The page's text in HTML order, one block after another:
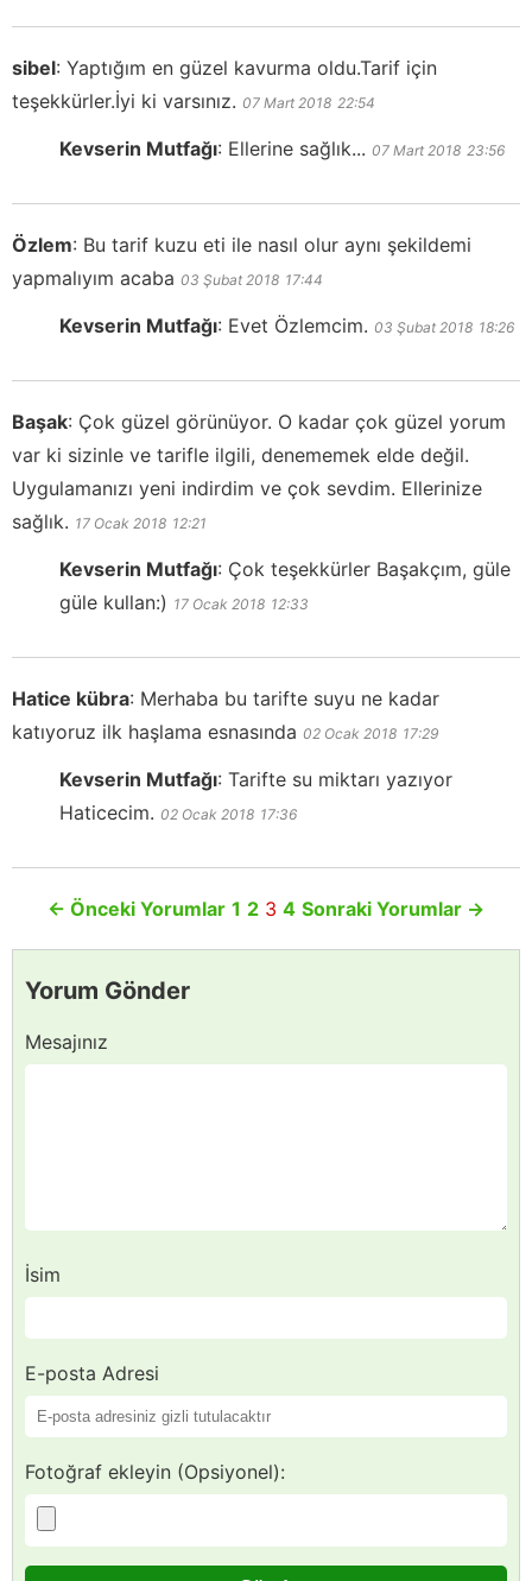
sibel: Yaptığım en güzel kavurma oldu.Tarif için
teşekkürler.İyi ki varsınız. 07 Mart 2018 22:54
Kevserin Mutfağı: Ellerine sağlık... 07 Mart 2018 23:56
Özlem: Bu tarif kuzu eti ile nasıl olur aynı şekildemi
yapmalıyım acaba 03 Şubat 2018 17:44
Kevserin Mutfağı: Evet Özlemcim. 03 Şubat 2018 18:26
Başak: Çok güzel görünüyor. O kadar çok güzel yorum
var ki sizinle ve tarifle ilgili, denememek elde değil.
Uygulamanızı yeni indirdim ve çok sevdim. Ellerinize
sağlık. 17 Ocak 2018 12:21
Kevserin Mutfağı: Çok teşekkürler Başakçım, güle
güle kullan:) 17 Ocak 2018 12:33
Hatice kübra: Merhaba bu tarifte suyu ne kadar
katıyoruz ilk haşlama esnasında 02 Ocak 2018 17:29
Kevserin Mutfağı: Tarifte su miktarı yazıyor
Haticecim. 02 Ocak 2018 17:36
← Önceki Yorumlar 1 2 3 4 Sonraki Yorumlar →
Yorum Gönder
Mesajınız
İsim
E-posta Adresi
Fotoğraf ekleyin (Opsiyonel):